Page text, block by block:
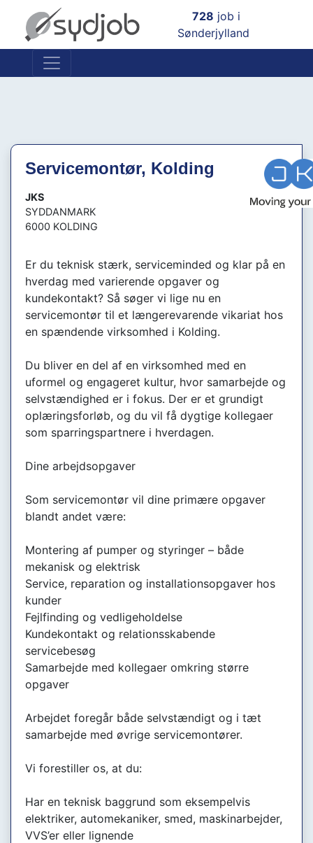
728 job i
Sønderjylland
Servicemontør, Kolding
JKS
SYDDANMARK
6000 KOLDING
Er du teknisk stærk, serviceminded og klar på en
hverdag med varierende opgaver og
kundekontakt? Så søger vi lige nu en
servicemontør til et længerevarende vikariat hos
en spændende virksomhed i Kolding.
Du bliver en del af en virksomhed med en
uformel og engageret kultur, hvor samarbejde og
selvstændighed er i fokus. Der er et grundigt
oplæringsforløb, og du vil få dygtige kollegaer
som sparringspartnere i hverdagen.
Dine arbejdsopgaver
Som servicemontør vil dine primære opgaver
blandt andet være:
Montering af pumper og styringer – både
mekanisk og elektrisk
Service, reparation og installationsopgaver hos
kunder
Fejlfinding og vedligeholdelse
Kundekontakt og relationsskabende
servicebesøg
Samarbejde med kollegaer omkring større
opgaver
Arbejdet foregår både selvstændigt og i tæt
samarbejde med øvrige servicemontører.
Vi forestiller os, at du:
Har en teknisk baggrund som eksempelvis
elektriker, automekaniker, smed, maskinarbejder,
VVS’er eller lignende